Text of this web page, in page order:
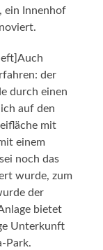
ein Innenhof
der
durch einen
auf den
mit
einem
noch das
wurde, zum
der
bietet
Unterkunft
Park.